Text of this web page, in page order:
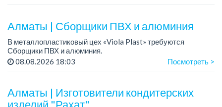
Алматы | Сборщики ПВХ и алюминия
В металлопластиковый цех «Viola Plast» требуются
Сборщики ПВХ и алюминия.
График работы: 5/2, с 08.00 до 17.00.
08.08.2026 18:03 Посмотреть >
Алматы | Изготовители кондитерских